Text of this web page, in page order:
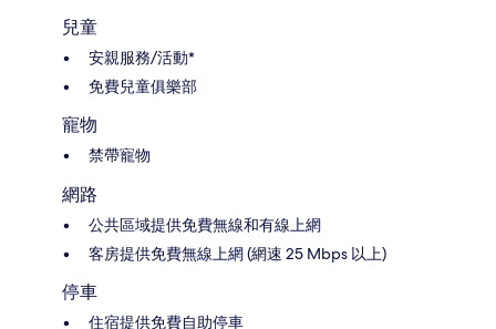
兒童
安親服務/活動*
免費兒童俱樂部
寵物
禁帶寵物
網路
公共區域提供免費無線和有線上網
客房提供免費無線上網 (網速 25 Mbps 以上)
停車
住宿提供免費自助停車